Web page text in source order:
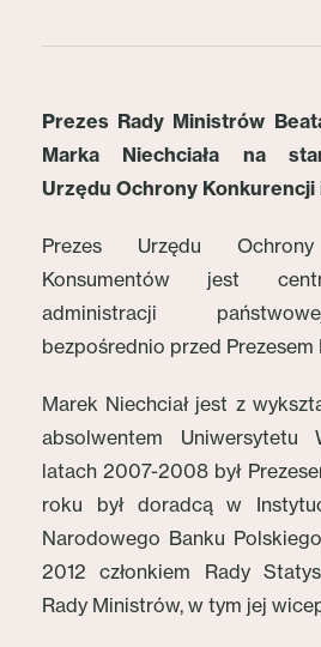
Prezes Rady Ministrów
Marka Niechciała na
Urzędu Ochrony
Prezes Urzędu
Konsumentów jest
administracji
bezpośrednio przed Prezesem
Marek Niechciał jest z
absolwentem Uniwersytetu
latach 2007-2008 był
roku był doradcą w
Narodowego Banku
2012 członkiem Rady
Rady Ministrów, w tym jej